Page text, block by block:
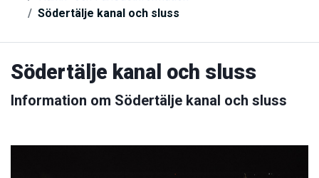
Södertälje kanal och sluss
Södertälje kanal och sluss
Information om Södertälje kanal och sluss